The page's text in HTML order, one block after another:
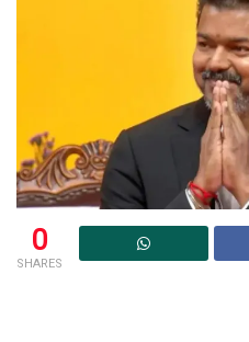
0
SHARES